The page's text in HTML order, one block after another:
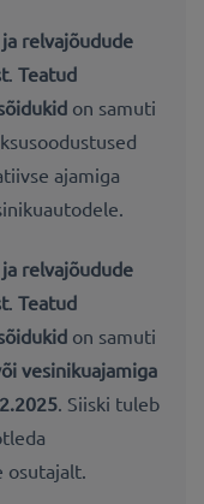
relvajõudude
. Teatud
on samuti
ajamiga
relvajõudude
. Teatud
on samuti
vesinikuajamiga
. Siiski tuleb
osutajalt.